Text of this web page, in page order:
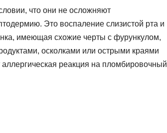
что они не осложняют
Это воспаление слизистой рта и
имеющая схожие черты с фурункулом,
осколками или острыми краями
реакция на пломбировочный